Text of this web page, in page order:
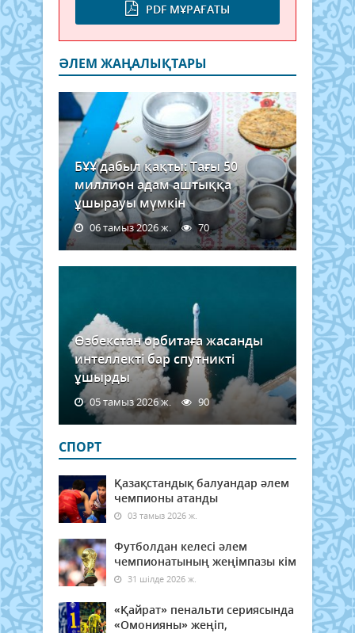
PDF МҰРАҒАТЫ
ӘЛЕМ ЖАҢАЛЫҚТАРЫ
БҰҰ дабыл қақты: Тағы 50
миллион адам аштыққа
ұшырауы мүмкін
06 тамыз 2026 ж. 70
Өзбекстан орбитаға жасанды
интеллекті бар спутникті
ұшырды
05 тамыз 2026 ж. 90
СПОРТ
Қазақстандық балуандар әлем
чемпионы атанды
03 тамыз 2026 ж.
Футболдан келесі әлем
чемпионатының жеңімпазы кім
31 шілде 2026 ж.
«Қайрат» пенальти сериясында
«Омонияны» жеңіп,